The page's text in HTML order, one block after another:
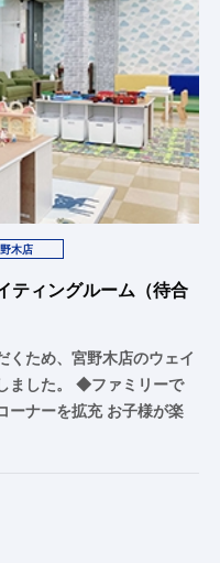
木店
ティングルーム（待合
くため、宮野木店のウェイ
ました。 ◆ファミリーで
ーナーを拡充 お子様が楽